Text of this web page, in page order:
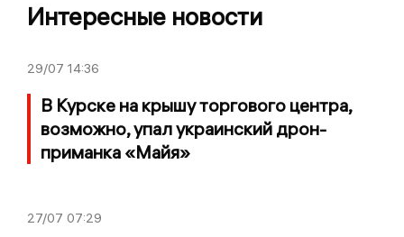
Интересные новости
29/07 14:36
В Курске на крышу торгового центра,
возможно, упал украинский дрон-
приманка «Майя»
27/07 07:29